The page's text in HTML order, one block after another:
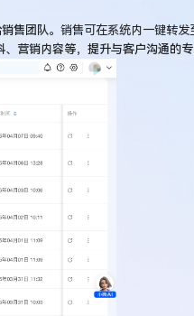
售团队。 销售可在系统内一键转
营销内容等，提升与客户沟通的专